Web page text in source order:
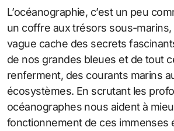
L’océanographie, c’est un peu comme plonger dans
un coffre aux trésors sous-marins,
vague cache des secrets
de nos grandes bleues et de tout
renferment, des courants marins
écosystèmes. En scrutant les
océanographes nous aident à
fonctionnement de ces immenses